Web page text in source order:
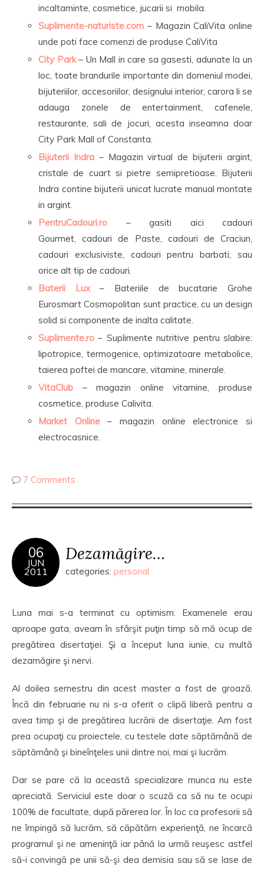
incaltaminte, cosmetice, jucarii si mobila.
Suplimente-naturiste.com – Magazin CaliVita online
unde poti face comenzi de produse CaliVita
City Park– Un Mall in care sa gasesti, adunate la un
loc, toate brandurile importante din domeniul modei,
bijuteriilor, accesoriilor, designului interior, carora li se
adauga zonele de entertainment, cafenele,
restaurante, sali de jocuri, acesta inseamna doar
City Park Mall of Constanta.
Bijuterii Indra– Magazin virtual de bijuterii argint,
cristale de cuart si pietre semipretioase. Bijuterii
Indra contine bijuterii unicat lucrate manual montate
in argint.
PentruCadouri.ro – gasiti aici cadouri
Gourmet, cadouri de Paste, cadouri de Craciun,
cadouri exclusiviste, cadouri pentru barbati, sau
orice alt tip de cadouri.
Baterii Lux– Bateriile de bucatarie Grohe
Eurosmart Cosmopolitan sunt practice, cu un design
solid si componente de inalta calitate.
Suplimente.ro – Suplimente nutritive pentru slabire:
lipotropice, termogenice, optimizatoare metabolice,
taierea poftei de mancare, vitamine, minerale.
VitaClub – magazin online vitamine, produse
cosmetice, produse Calivita.
Market Online– magazin online electronice si
electrocasnice.
7 Comments
06
JUN
2011
Dezamăgire…
categories: personal
Luna mai s-a terminat cu optimism. Examenele erau
aproape gata, aveam în sfârşit puţin timp să mă ocup de
pregătirea disertaţiei. Şi a început luna iunie, cu multă
dezamăgire şi nervi.
Al doilea semestru din acest master a fost de groază.
Încă din februarie nu ni s-a oferit o clipă liberă pentru a
avea timp şi de pregătirea lucrării de disertaţie. Am fost
prea ocupaţi cu proiectele, cu testele date săptămână de
săptămână şi bineînţeles unii dintre noi, mai şi lucrăm.
Dar se pare că la această specializare munca nu este
apreciată. Serviciul este doar o scuză ca să nu te ocupi
100% de facultate, după părerea lor. În loc ca profesorii să
ne împingă să lucrăm, să căpătăm experienţă, ne încarcă
programul şi ne ameninţă iar până la urmă reuşesc astfel
să-i convingă pe unii să-şi dea demisia sau să se lase de